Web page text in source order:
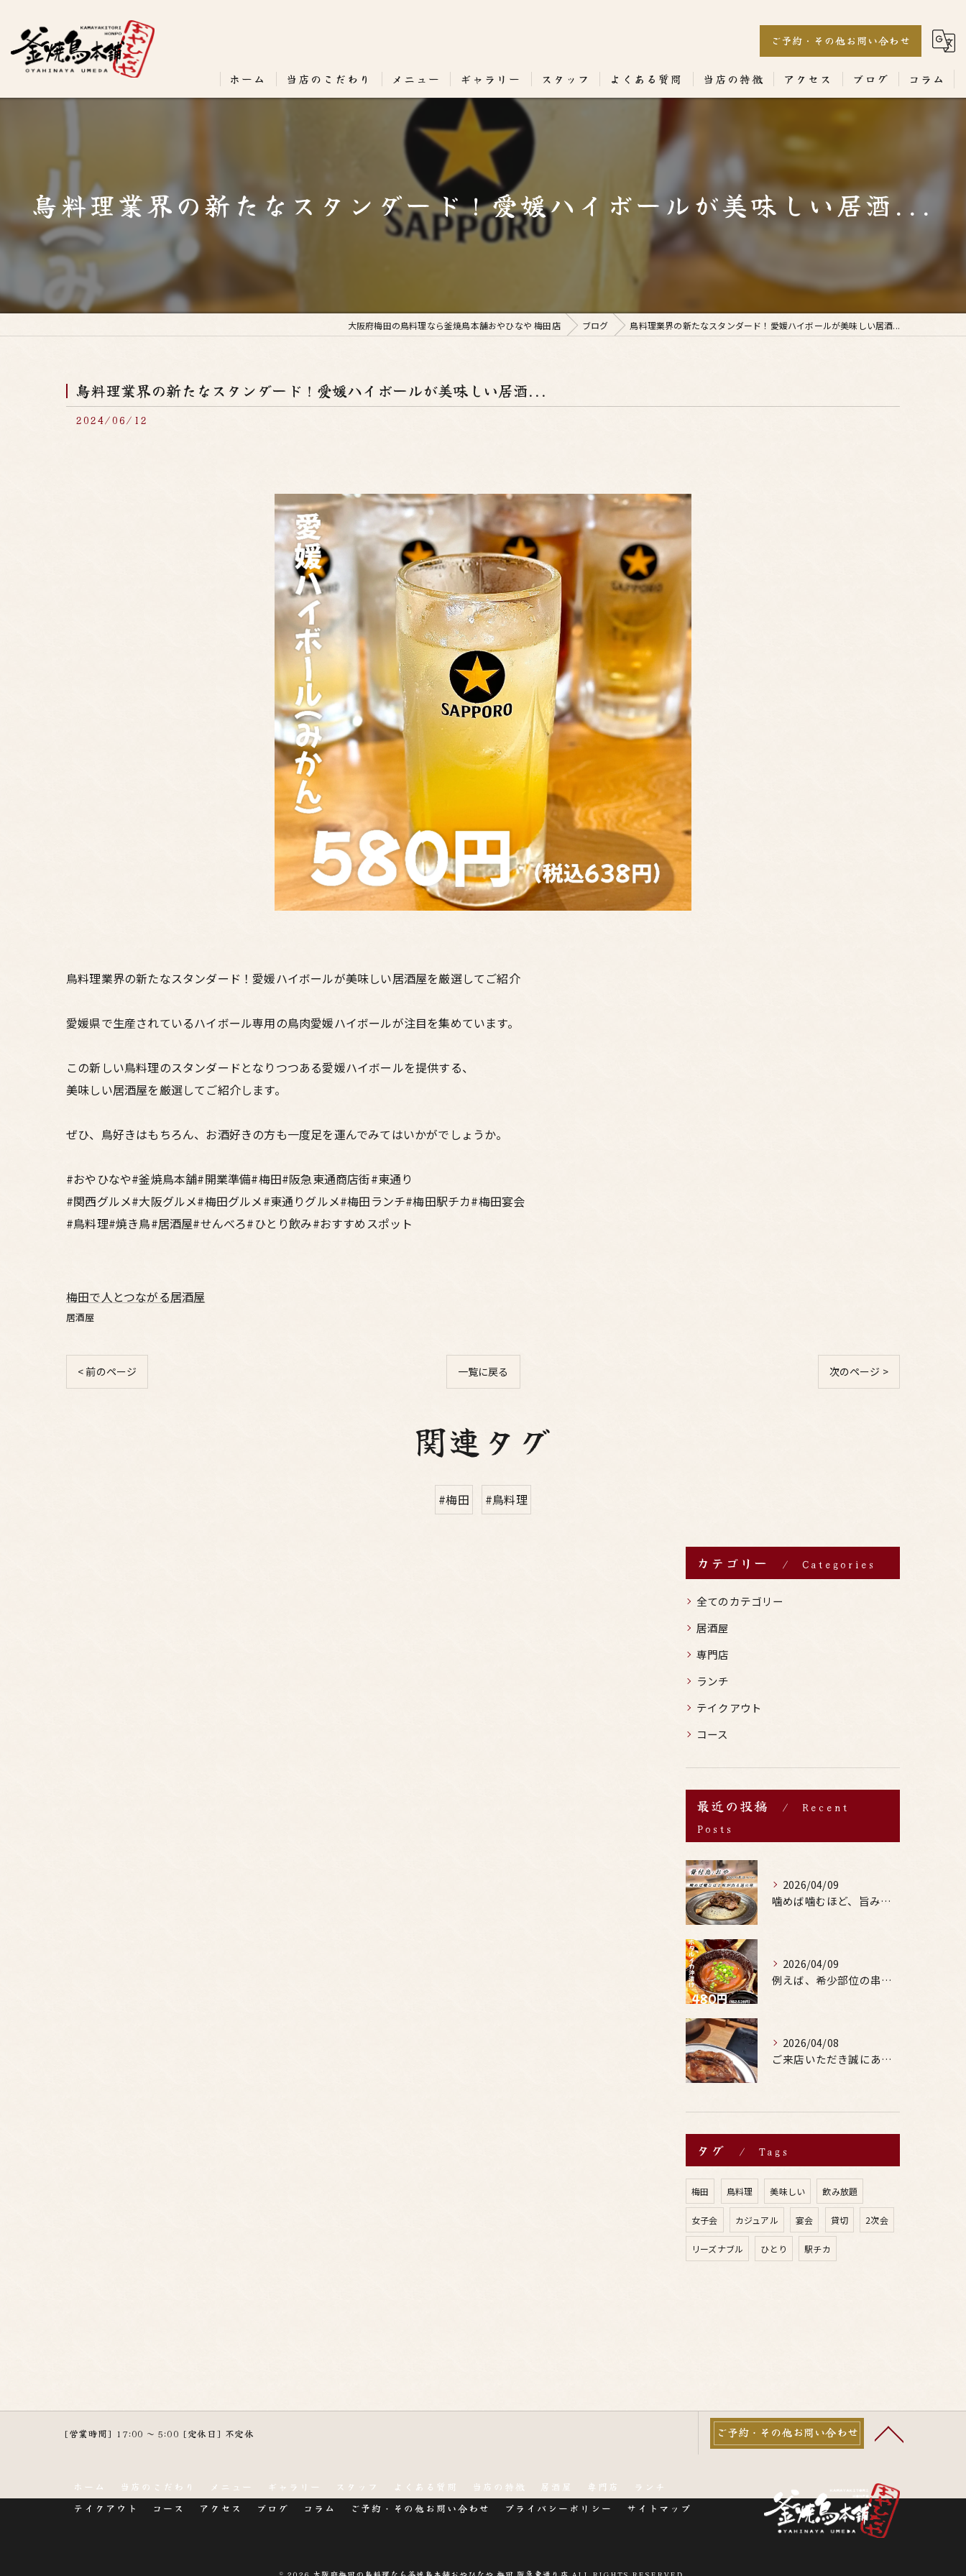
ご予約・その他お問い合わせ
ホーム 当店のこだわり メニュー ギャラリー スタッフ よくある質問 当店の特徴
ランチ
コース
アクセス ブログ コラム
鳥料理業界の新たなスタンダード！愛媛ハイボールが美味しい居酒...
大阪府梅田の鳥料理なら釜焼鳥本舗おやひなや 梅田店 ブログ 鳥料理業界の新たなスタンダード！愛媛ハイボールが美味しい居酒...
鳥料理業界の新たなスタンダード！愛媛ハイボールが美味しい居酒...
2024/06/12
鳥料理業界の新たなスタンダード！愛媛ハイボールが美味しい居酒屋を厳選してご紹介
愛媛県で生産されているハイボール専用の鳥肉愛媛ハイボールが注目を集めています。
この新しい鳥料理のスタンダードとなりつつある愛媛ハイボールを提供する、
美味しい居酒屋を厳選してご紹介します。
ぜひ、鳥好きはもちろん、お酒好きの方も一度足を運んでみてはいかがでしょうか。
#おやひなや#釜焼鳥本舗#開業準備#梅田#阪急東通商店街#東通り
#関西グルメ#大阪グルメ#梅田グルメ#東通りグルメ#梅田ランチ#梅田駅チカ#梅田宴会
#鳥料理#焼き鳥#居酒屋#せんべろ#ひとり飲み#おすすめスポット
梅田で人とつながる居酒屋
居酒屋
< 前のページ 一覧に戻る 次のページ >
関連タグ
#梅田 #鳥料理
カテゴリー Categories
全てのカテゴリー
居酒屋
専門店
ランチ
テイクアウト
コース
最近の投稿
Recent
Posts
2026/04/09
噛めば噛むほど、旨みがあふれる。
2026/04/09
例えば、希少部位の串を試したり、季節限定の地酒を味わったりす...
2026/04/08
ご来店いただき誠にありがとうございます。
タグ Tags
梅田 鳥料理 美味しい 飲み放題
女子会 カジュアル 宴会 貸切 2次会
リーズナブル ひとり 駅チカ
[営業時間] 17:00 ～ 5:00 [定休日] 不定休 ご予約・その他お問い合わせ
ホーム 当店のこだわり メニュー ギャラリー スタッフ よくある質問 当店の特徴 居酒屋 専門店
ランチ
テイクアウト
コース アクセス ブログ コラム ご予約・その他お問い合わせ プライバシーポリシー サイトマップ
© 2026 大阪府梅田の鳥料理なら釜焼鳥本舗おやひなや 梅田 阪急東通り店 ALL RIGHTS RESERVED.